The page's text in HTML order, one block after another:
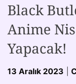
Black
Anime
Yapacak!
13 Aralık 2023